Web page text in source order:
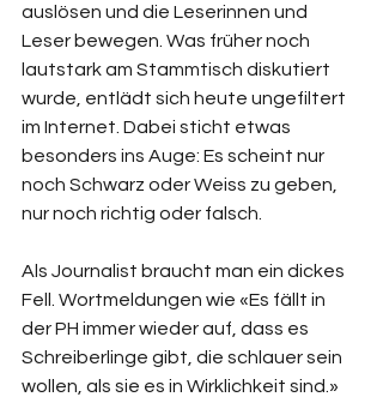
auslösen und die Leserinnen und
Leser bewegen. Was früher noch
lautstark am Stammtisch diskutiert
wurde, entlädt sich heute ungefiltert
im Internet. Dabei sticht etwas
besonders ins Auge: Es scheint nur
noch Schwarz oder Weiss zu geben,
nur noch richtig oder falsch.
Als Journalist braucht man ein dickes
Fell. Wortmeldungen wie «Es fällt in
der PH immer wieder auf, dass es
Schreiberlinge gibt, die schlauer sein
wollen, als sie es in Wirklichkeit sind.»